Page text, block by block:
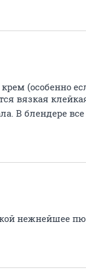
(особенно
вязкая
В блендере все
нежнейшее